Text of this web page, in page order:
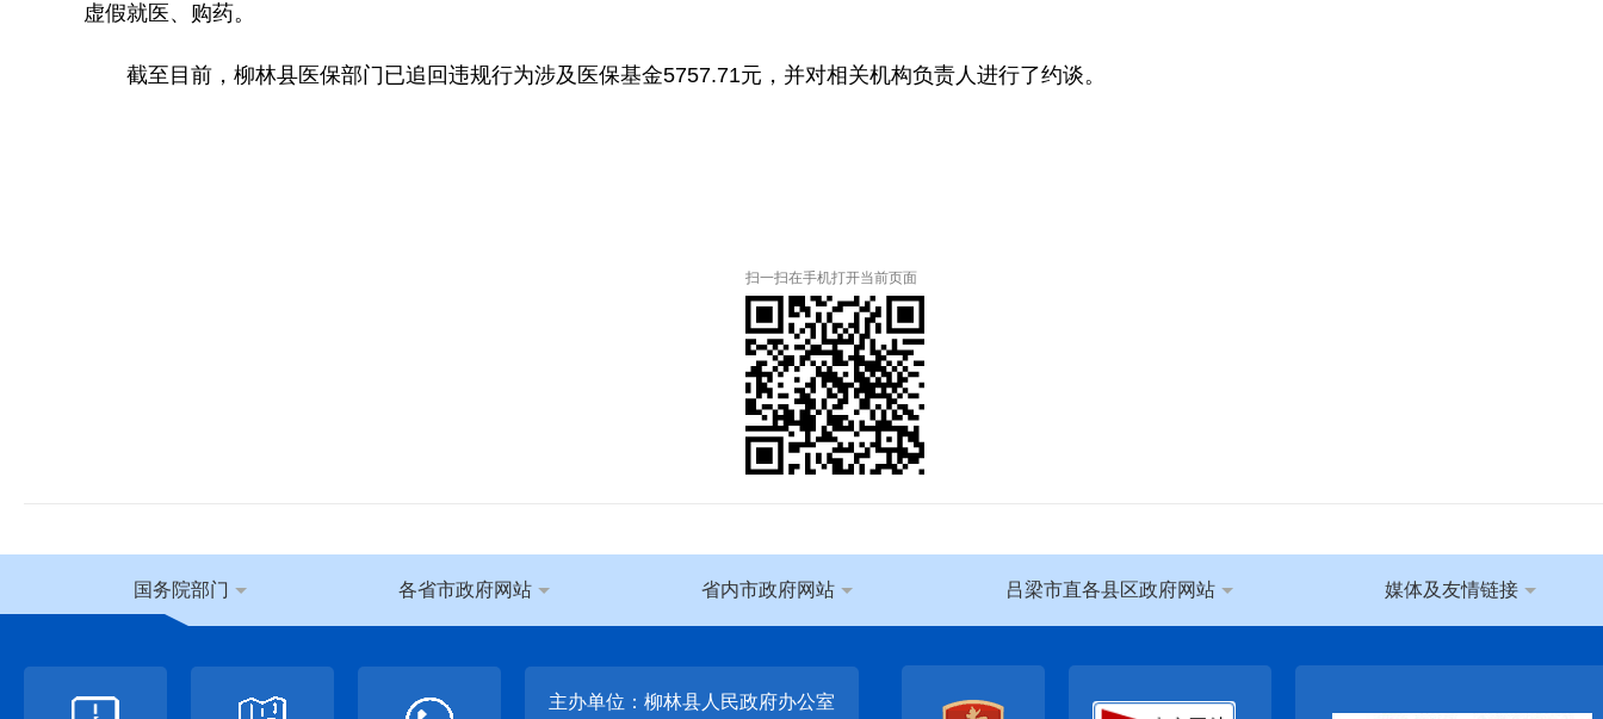
虚假就医、购药。
截至目前，柳林县医保部门已追回违规行为涉及医保基金5757.71元 ，并对相关机构负责人进行了约谈。
扫一扫在手机打开当前页面
国务院部门 各省市政府网站 省内市政府网站 吕梁市直各县区政府网站 媒体及友情链接
主办单位：柳林县人民政府办公室